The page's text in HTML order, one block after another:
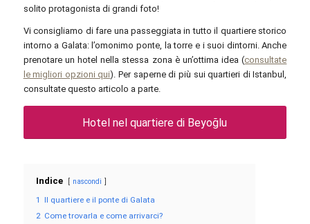
solito protagonista di grandi foto!
Vi consigliamo di fare una passeggiata in tutto il quartiere storico
intorno a Galata: l’omonimo ponte, la torre e i suoi dintorni. Anche
prenotare un hotel nella stessa zona è un’ottima idea (consultate
le migliori opzioni qui). Per saperne di più sui quartieri di Istanbul,
consultate questo articolo a parte.
Hotel nel quartiere di Beyoğlu
Indice nascondi
1 Il quartiere e il ponte di Galata
2 Come trovarla e come arrivarci?